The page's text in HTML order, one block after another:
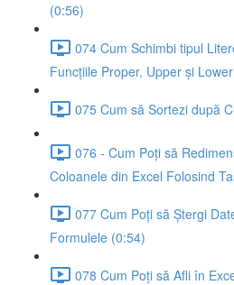
(0:56)
074 Cum Schimbi tipul
Funcțiile Proper, Upper și
075 Cum să Sortezi după
076 - Cum Poți să
Coloanele din Excel Folosind
077 Cum Poți să Ștergi
Formulele (0:54)
078 Cum Poți să Afli în